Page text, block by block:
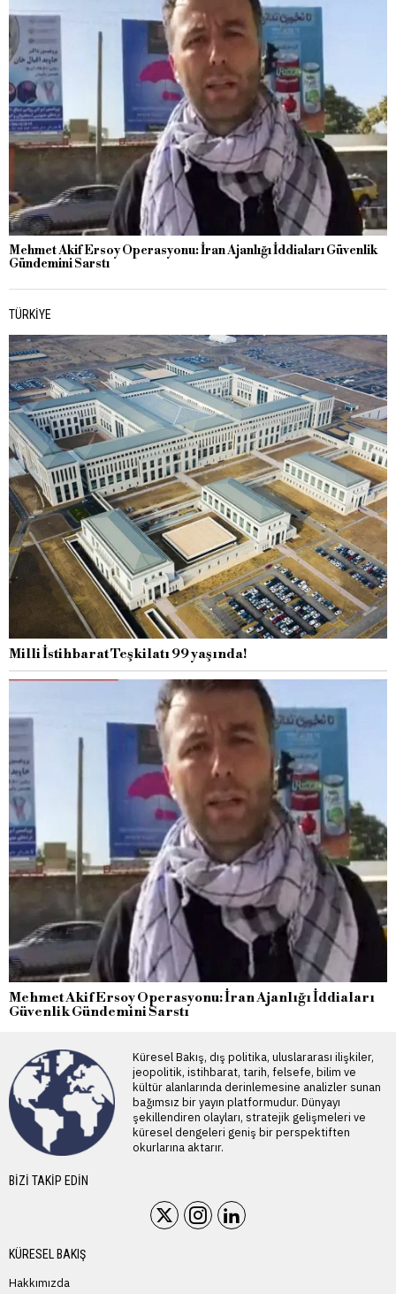
Mehmet Akif Ersoy Operasyonu: İran Ajanlığı İddiaları Güvenlik
Gündemini Sarstı
TÜRKIYE
Milli İstihbarat Teşkilatı 99 yaşında!
Mehmet Akif Ersoy Operasyonu: İran Ajanlığı İddiaları
Güvenlik Gündemini Sarstı
Küresel Bakış, dış politika, uluslararası ilişkiler,
jeopolitik, istihbarat, tarih, felsefe, bilim ve
kültür alanlarında derinlemesine analizler sunan
bağımsız bir yayın platformudur. Dünyayı
şekillendiren olayları, stratejik gelişmeleri ve
küresel dengeleri geniş bir perspektiften
okurlarına aktarır.
BIZI TAKIP EDIN
KÜRESEL BAKIŞ
Hakkımızda